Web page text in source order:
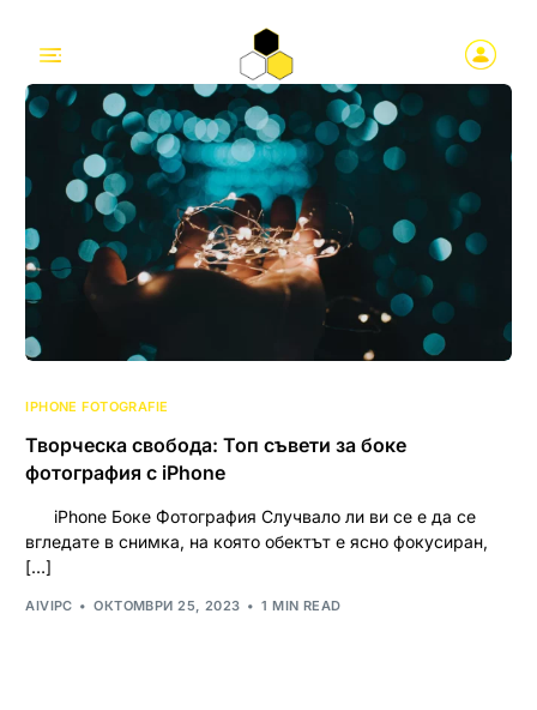
IPHONE FOTOGRAFIE
Творческа свобода: Топ съвети за боке
фотография с iPhone
iPhone Боке Фотография Случвало ли ви се е да се
вгледате в снимка, на която обектът е ясно фокусиран,
[…]
AIVIPC ОКТОМВРИ 25, 2023 1 MIN READ